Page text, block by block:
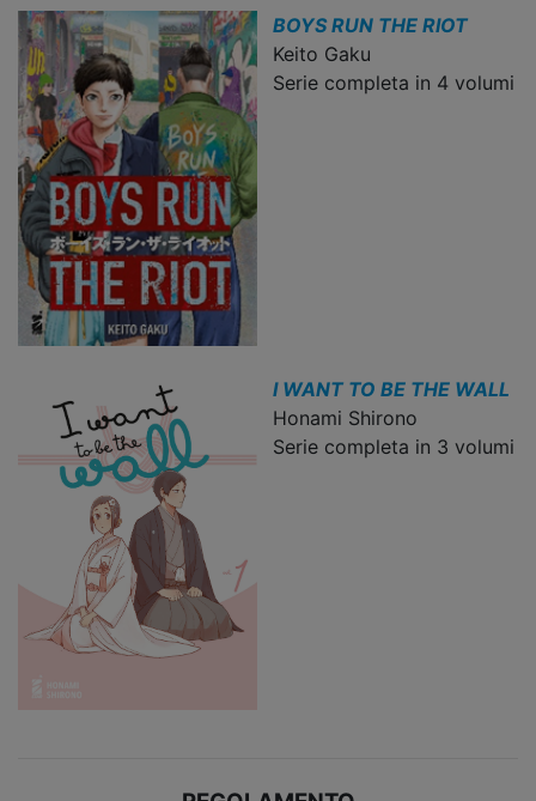
BOYS RUN THE RIOT
Keito Gaku
Serie completa in 4 volumi
I WANT TO BE THE WALL
Honami Shirono
Serie completa in 3 volumi